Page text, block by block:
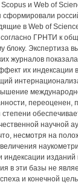
и Web of
сформировали
в Web of
ГРНТИ к
блоку. Экспертиза
журналов
их индексации
переоценен,
научной
несмотря на
индексации
в эти базы не
и конечной